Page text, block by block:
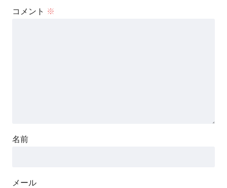
コメント ※
名前
メール